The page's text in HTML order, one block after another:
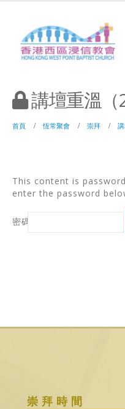
講壇重溫（
首頁 恆常聚會 崇拜
This content is
enter the password
密碼:
崇拜時間